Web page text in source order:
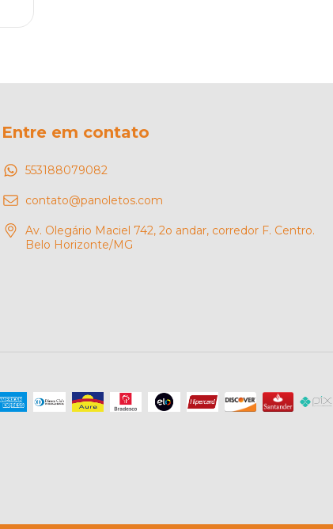
Entre em contato
553188079082
contato@panoletos.com
Av. Olegário Maciel 742, 2o andar, corredor F. Centro.
Belo Horizonte/MG